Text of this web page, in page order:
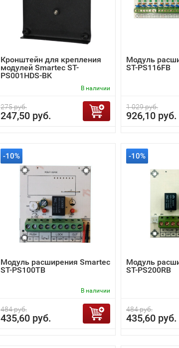
Кронштейн для крепления
модулей Smartec ST-
PS001HDS-BK
В наличии
275 руб.
247,50 руб.
Модуль
ST-PS116FB
1 029 руб.
926,10 руб.
-10%
Модуль расширения Smartec
ST-PS100TB
В наличии
484 руб.
435,60 руб.
-10%
Модуль
ST-PS200RB
484 руб.
435,60 руб.